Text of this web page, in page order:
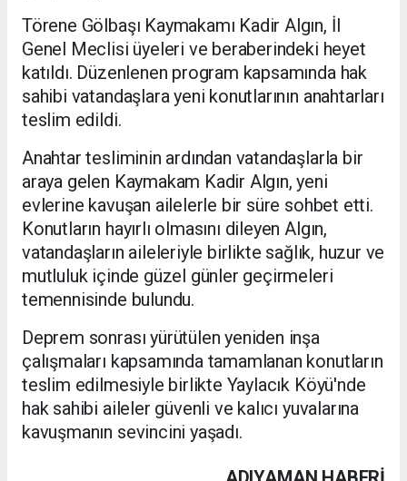
Törene Gölbaşı Kaymakamı Kadir Algın, İl
Genel Meclisi üyeleri ve beraberindeki heyet
katıldı. Düzenlenen program kapsamında hak
sahibi vatandaşlara yeni konutlarının anahtarları
teslim edildi.
Anahtar tesliminin ardından vatandaşlarla bir
araya gelen Kaymakam Kadir Algın, yeni
evlerine kavuşan ailelerle bir süre sohbet etti.
Konutların hayırlı olmasını dileyen Algın,
vatandaşların aileleriyle birlikte sağlık, huzur ve
mutluluk içinde güzel günler geçirmeleri
temennisinde bulundu.
Deprem sonrası yürütülen yeniden inşa
çalışmaları kapsamında tamamlanan konutların
teslim edilmesiyle birlikte Yaylacık Köyü'nde
hak sahibi aileler güvenli ve kalıcı yuvalarına
kavuşmanın sevincini yaşadı.